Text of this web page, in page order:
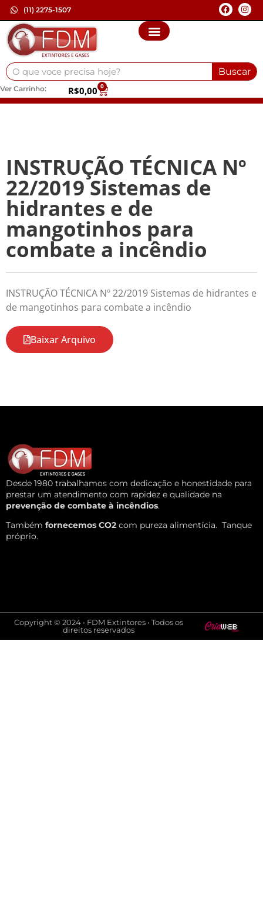
(11) 2275-1507
Buscar
Ver Carrinho: R$0,00 0
INSTRUÇÃO TÉCNICA Nº
22/2019 Sistemas de
hidrantes e de
mangotinhos para
combate a incêndio
INSTRUÇÃO TÉCNICA Nº 22/2019 Sistemas de hidrantes e
de mangotinhos para combate a incêndio
Baixar Arquivo
Desde 1980 trabalhamos com dedicação e honestidade para
prestar um atendimento com rapidez e qualidade na
prevenção de combate à incêndios.
Também fornecemos CO2 com pureza alimentícia. Tanque
próprio.
Copyright © 2024 • FDM Extintores • Todos os
direitos reservados